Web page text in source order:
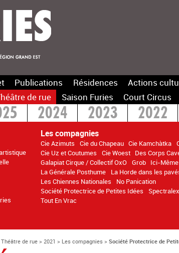
Publications Résidences Actions
de rue
Saison Furies Court Circus
2024 2023 2022
Les compagnies
Cie Azimuts Cie du Chapeau Cie Kamchàtka
Cie Uz et Coutumes
Cie Woest Des Corps
Galapiat Cirque / Collectif OxO Grob Ici-Même
La Générale Posthume
La Horde dans les
Les Chiennes Nationales
No Panication
Société Protectrice de Petites Idées
Spectralex
Tout En Vrac
>2014
de rue > 2021 > Les compagnies >Société Protectrice de